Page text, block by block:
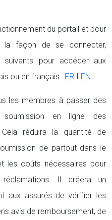
du portail et pour
la façon de se connecter,
suivants pour accéder aux
ou en français : FR I EN
les membres à passer des
en ligne des
Cela réduira la quantité de
de partout dans le
les coûts nécessaires pour
réclamations. Il créera un
aux assurés de vérifier les
avis de remboursement, de